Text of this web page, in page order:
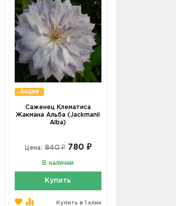
Акция
Саженец Клематиса
Жакмана Альба (Jackmanii
Alba)
Цена: 840 ₽ 780 ₽
В наличии
Купить
Купить в 1 клик